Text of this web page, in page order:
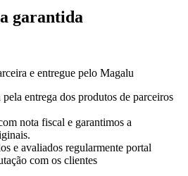
garantida
e entregue pelo Magalu
entrega dos produtos de parceiros
nota fiscal e garantimos a
e avaliados regularmente portal
com os clientes